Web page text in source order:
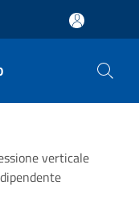
verticale